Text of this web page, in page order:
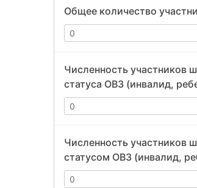
Общее количество
Численность участников
статуса ОВЗ (инвалид,
Численность участников
статусом ОВЗ (инвалид,